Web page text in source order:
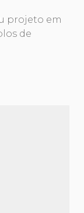
projeto em
de